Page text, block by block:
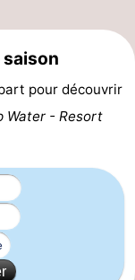
pour découvrir
Water - Resort